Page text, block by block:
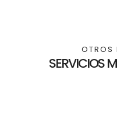
OTROS
SERVICIOS